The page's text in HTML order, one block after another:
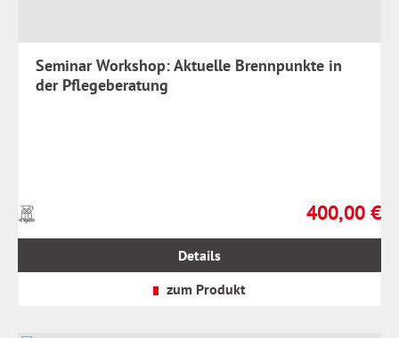
Seminar Workshop: Aktuelle Brennpunkte in
der Pflegeberatung
Regulärer
400,00 €
Preise
inkl.
Details
zum Produkt